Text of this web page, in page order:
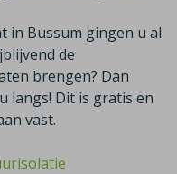
in Bussum gingen u al
de
brengen? Dan
langs! Dit is gratis en
vast.